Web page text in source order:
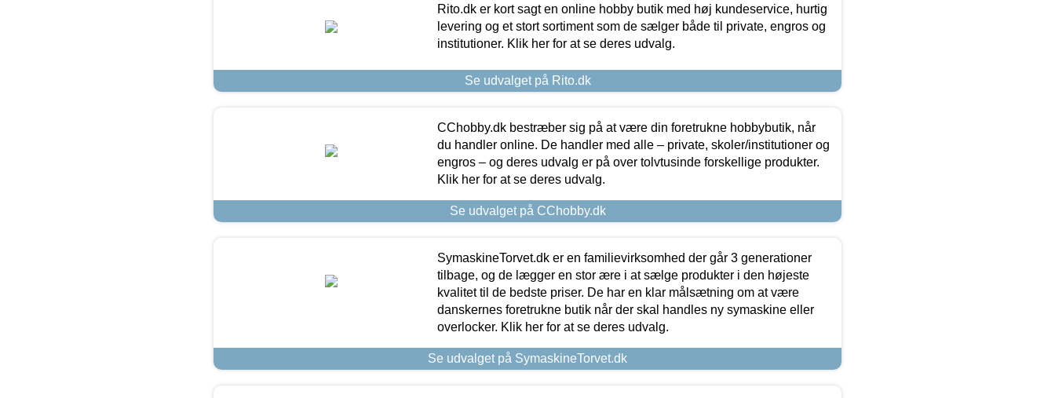
Rito.dk er kort sagt en online hobby butik med høj kundeservice, hurtig
levering og et stort sortiment som de sælger både til private, engros og
institutioner. Klik her for at se deres udvalg.
Se udvalget på Rito.dk
CChobby.dk bestræber sig på at være din foretrukne hobbybutik, når
du handler online. De handler med alle – private, skoler/institutioner og
engros – og deres udvalg er på over tolvtusinde forskellige produkter.
Klik her for at se deres udvalg.
Se udvalget på CChobby.dk
SymaskineTorvet.dk er en familievirksomhed der går 3 generationer
tilbage, og de lægger en stor ære i at sælge produkter i den højeste
kvalitet til de bedste priser. De har en klar målsætning om at være
danskernes foretrukne butik når der skal handles ny symaskine eller
overlocker. Klik her for at se deres udvalg.
Se udvalget på SymaskineTorvet.dk